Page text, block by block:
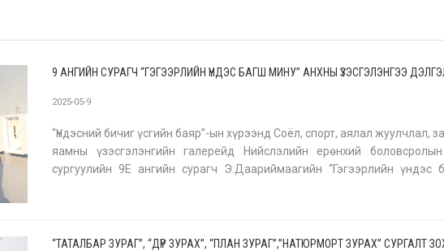
9 АНГИЙН СУРАГЧ “ГЭГЭЭРЛИЙН ҮНДЭС БАГШ МИНУ” АНХНЫ ҮЗЭСГЭЛЭНГЭЭ
2025-05-9
“Үндэсний бичиг үсгийн баяр”-ын хүрээнд Соёл, спорт, аялал жуулчлал,
яамны үзэсгэлэнгийн галерейд Нийслэлийн ерөнхий
сургуулийн 9Е ангийн сурагч Э.Даариймаагийн “Гэгээрлийн үндэс
“ТАТАЛБАР ЗУРАГ”, “ДҮР ЗУРАХ”, “ПЛАН ЗУРАГ”,”НАТЮРМОРТ ЗУРАХ” СУРГАЛТ